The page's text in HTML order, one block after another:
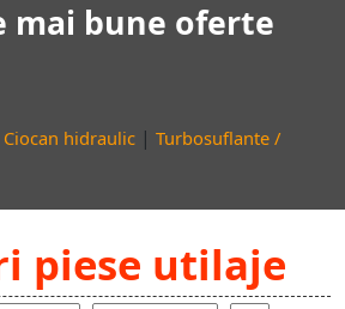
mai bune oferte
Ciocan hidraulic | Turbosuflante /
piese utilaje